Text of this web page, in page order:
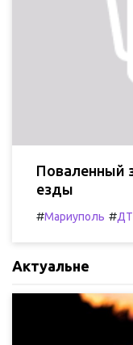
Поваленный
езды
#Мариуполь #
Актуальне